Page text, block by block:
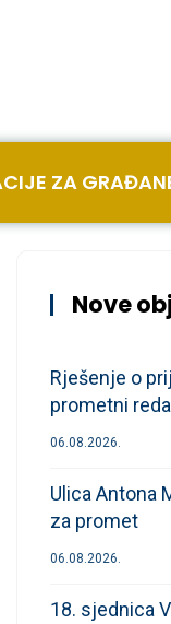
ZA
Nove
Rješenje o
prometni
06.08.2026.
Ulica Antona
za promet
06.08.2026.
18. sjednica